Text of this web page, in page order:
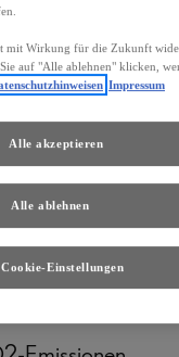
Wirkung für die Zukunft
auf "Alle ablehnen" klicken,
Impressum
Cookie-Einstellungen
Alle ablehnen
Alle akzeptieren